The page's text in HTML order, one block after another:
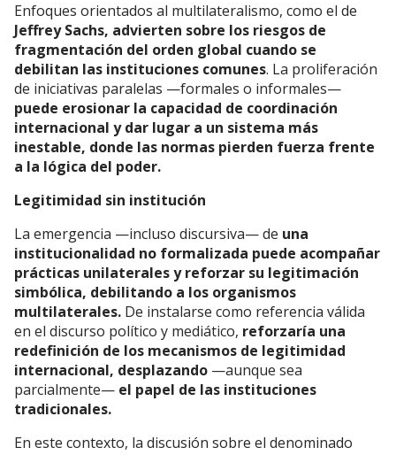
Enfoques orientados al multilateralismo, como el de
Jeffrey Sachs, advierten sobre los riesgos de
fragmentación del orden global cuando se
debilitan las instituciones comunes. La proliferación
de iniciativas paralelas —formales o informales—
puede erosionar la capacidad de coordinación
internacional y dar lugar a un sistema más
inestable, donde las normas pierden fuerza frente
a la lógica del poder.
Legitimidad sin institución
La emergencia —incluso discursiva— de una
institucionalidad no formalizada puede acompañar
prácticas unilaterales y reforzar su legitimación
simbólica, debilitando a los organismos
multilaterales. De instalarse como referencia válida
en el discurso político y mediático, reforzaría una
redefinición de los mecanismos de legitimidad
internacional, desplazando —aunque sea
parcialmente— el papel de las instituciones
tradicionales.
En este contexto, la discusión sobre el denominado